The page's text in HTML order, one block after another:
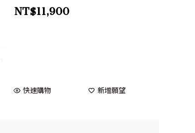
NT$11,900
快速購物 新增願望